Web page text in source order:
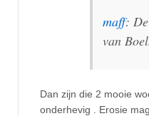
maff:
van
Dan zijn die 2 mooie
onderhevig . Erosie